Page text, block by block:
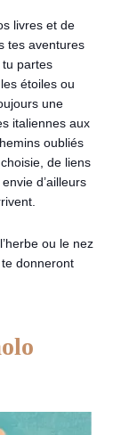
livres et de
tes aventures
partes
étoiles ou
une
italiennes aux
oubliés
de liens
d’ailleurs
ou le nez
donneront